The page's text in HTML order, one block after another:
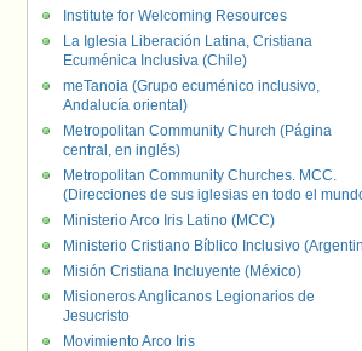
Institute for Welcoming Resources
La Iglesia Liberación Latina, Cristiana
Ecuménica Inclusiva (Chile)
meTanoia (Grupo ecuménico inclusivo,
Andalucía oriental)
Metropolitan Community Church (Página
central, en inglés)
Metropolitan Community Churches. MCC.
(Direcciones de sus iglesias en todo el
Ministerio Arco Iris Latino (MCC)
Ministerio Cristiano Bíblico Inclusivo
Misión Cristiana Incluyente (México)
Misioneros Anglicanos Legionarios de
Jesucristo
Movimiento Arco Iris